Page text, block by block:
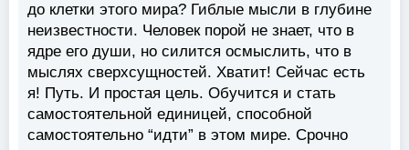
до клетки этого мира? Гиблые мысли в глубине
неизвестности. Человек порой не знает, что в
ядре его души, но силится осмыслить, что в
мыслях сверхсущностей. Хватит! Сейчас есть
я! Путь. И простая цель. Обучится и стать
самостоятельной единицей, способной
самостоятельно “идти” в этом мире. Срочно